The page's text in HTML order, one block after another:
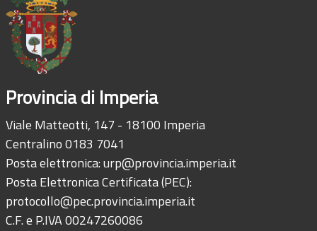
Provincia di Imperia
Viale Matteotti, 147 - 18100 Imperia
Centralino 0183 7041
Posta elettronica:urp@provincia.imperia.it
Posta Elettronica Certificata (PEC):
protocollo@pec.provincia.imperia.it
C.F. e P.IVA 00247260086